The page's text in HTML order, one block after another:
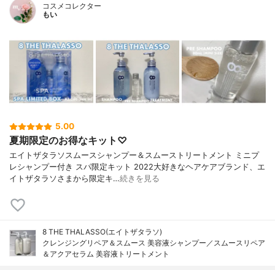
コスメコレクター
もい
5.00
夏期限定のお得なキット♡
エイトザタラソスムースシャンプー＆スムーストリートメント ミニプ
レシャンプー付き スパ限定キット 2022大好きなヘアケアブランド、エ
イトザタラソさまから限定キ…続きを見る
8 THE THALASSO(エイトザタラソ)
クレンジングリペア＆スムース 美容液シャンプー／スムースリペア
＆アクアセラム 美容液トリートメント